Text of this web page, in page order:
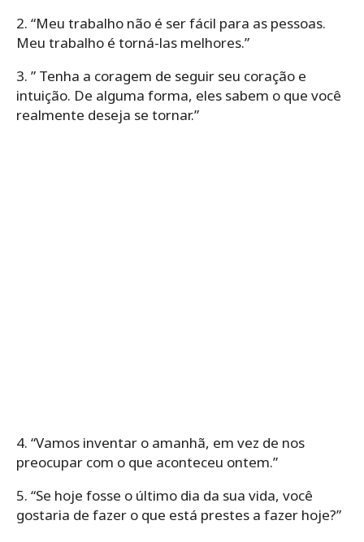
2. “Meu trabalho não é ser fácil para as pessoas.
Meu trabalho é torná-las melhores.”
3. ” Tenha a coragem de seguir seu coração e
intuição. De alguma forma, eles sabem o que você
realmente deseja se tornar.”
4. “Vamos inventar o amanhã, em vez de nos
preocupar com o que aconteceu ontem.”
5. “Se hoje fosse o último dia da sua vida, você
gostaria de fazer o que está prestes a fazer hoje?”